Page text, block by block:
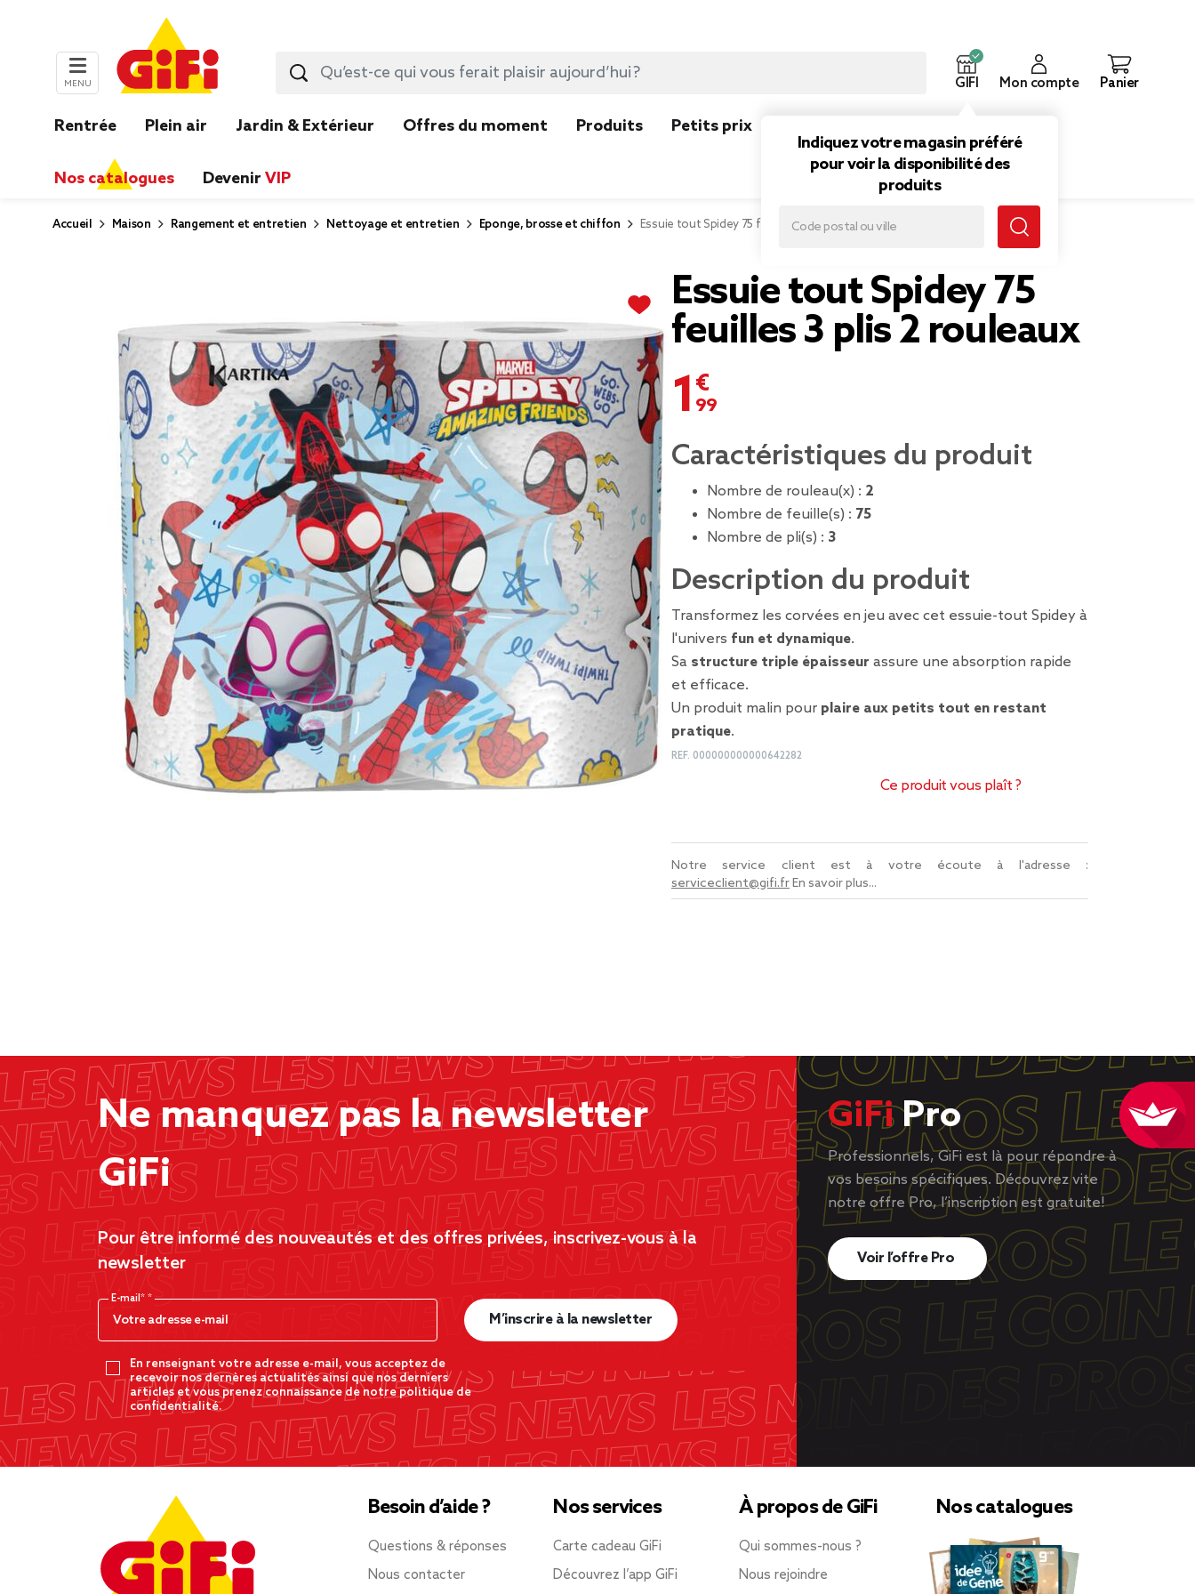
MENU GIFI
Indiquez votre magasin préféré
pour voir la disponibilité des
produits
Mon compte Panier
Rentrée Plein air Jardin & Extérieur Offres du moment Produits Petits prix
Nos catalogues Devenir VIP
Accueil Maison Rangement et entretien Nettoyage et entretien Eponge, brosse et chiffon Essuie tout Spidey 75 feuilles 3 plis 2 rouleaux
Essuie tout Spidey 75
feuilles 3 plis 2 rouleaux
1,99 €
Caractéristiques du produit
Nombre de rouleau(x) : 2
Nombre de feuille(s) : 75
Nombre de pli(s) : 3
Description du produit
Transformez les corvées en jeu avec cet essuie-tout Spidey à
l'univers fun et dynamique.
Sa structure triple épaisseur assure une absorption rapide
et efficace.
Un produit malin pour plaire aux petits tout en restant
pratique.
REF. 000000000000642282
Ce produit vous plaît ?
Notre service client est à votre écoute à l'adresse :
serviceclient@gifi.frEn savoir plus...
Ne manquez pas la newsletter
GiFi
Pour être informé des nouveautés et des offres privées, inscrivez-vous à la
newsletter
E-mail*
En renseignant votre adresse e-mail, vous acceptez de
recevoir nos dernères actualités ainsi que nos derniers
articles et vous prenez connaissance de notre politique de
confidentialité.
M’inscrire à la newsletter
GiFiPro
Professionnels, GiFi est là pour répondre à
vos besoins spécifiques. Découvrez vite
notre offre Pro, l’inscription est gratuite!
Voir l’offre Pro
Besoin d’aide ?
Questions & réponses
Nous contacter
Nos services
Carte cadeau GiFi
Découvrez l’app GiFi
À propos de GiFi
Qui sommes-nous ?
Nous rejoindre
Nos catalogues